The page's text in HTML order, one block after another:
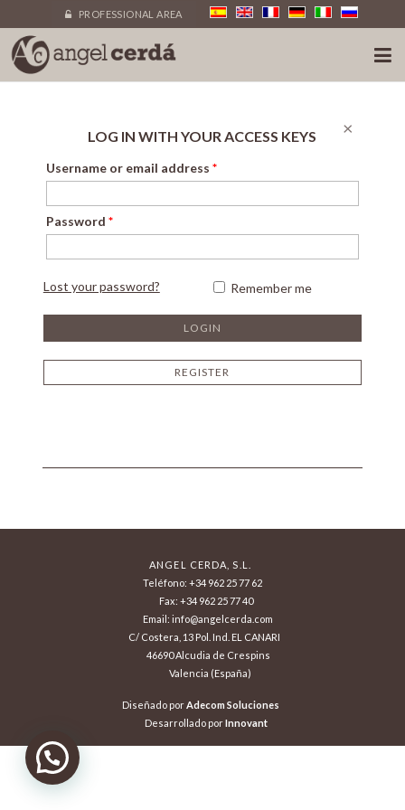
PROFESSIONAL AREA
LOG IN WITH YOUR ACCESS KEYS
Username or email address *
Password *
Lost your password? Remember me
REGISTER
×
ANGEL CERDA, S.L.
Teléfono: +34 962 25 77 62
Fax: +34 962 25 77 40
Email: info@angelcerda.com
C/ Costera, 13 Pol. Ind. EL CANARI
46690 Alcudia de Crespins
Valencia (España)
Diseñado porAdecom Soluciones
Desarrollado porInnovant